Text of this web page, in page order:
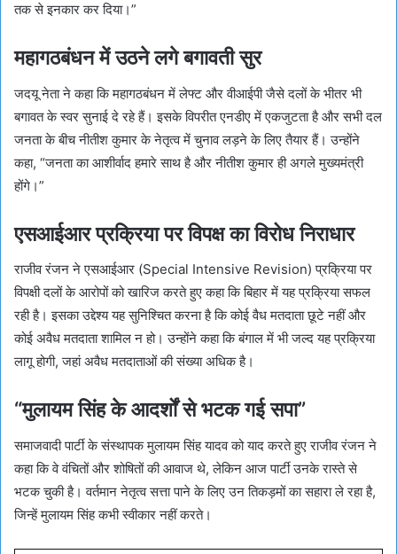
तक से इनकार कर दिया।”
महागठबंधन में उठने लगे बगावती सुर
जदयू नेता ने कहा कि महागठबंधन में लेफ्ट और वीआईपी जैसे दलों के भीतर भी
बगावत के स्वर सुनाई दे रहे हैं। इसके विपरीत एनडीए में एकजुटता है और सभी दल
जनता के बीच नीतीश कुमार के नेतृत्व में चुनाव लड़ने के लिए तैयार हैं। उन्होंने
कहा, “जनता का आशीर्वाद हमारे साथ है और नीतीश कुमार ही अगले मुख्यमंत्री
होंगे।”
एसआईआर प्रक्रिया पर विपक्ष का विरोध निराधार
राजीव रंजन ने एसआईआर (Special Intensive Revision) प्रक्रिया पर
विपक्षी दलों के आरोपों को खारिज करते हुए कहा कि बिहार में यह प्रक्रिया सफल
रही है। इसका उद्देश्य यह सुनिश्चित करना है कि कोई वैध मतदाता छूटे नहीं और
कोई अवैध मतदाता शामिल न हो। उन्होंने कहा कि बंगाल में भी जल्द यह प्रक्रिया
लागू होगी, जहां अवैध मतदाताओं की संख्या अधिक है।
“मुलायम सिंह के आदर्शों से भटक गई सपा”
समाजवादी पार्टी के संस्थापक मुलायम सिंह यादव को याद करते हुए राजीव रंजन ने
कहा कि वे वंचितों और शोषितों की आवाज थे, लेकिन आज पार्टी उनके रास्ते से
भटक चुकी है। वर्तमान नेतृत्व सत्ता पाने के लिए उन तिकड़मों का सहारा ले रहा है,
जिन्हें मुलायम सिंह कभी स्वीकार नहीं करते।